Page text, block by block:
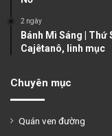
2 ngày
Bánh Mì Sáng | Thứ
Cajêtanô, linh mục
Chuyên mục
Quán ven đường